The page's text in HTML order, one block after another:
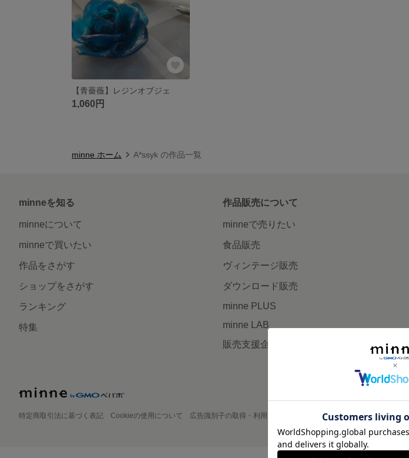
【青薔薇】レジンオブジェ
1,060円
minne ホーム A*ssyk の作品一覧
minneを知る
minneについて
minneで買いたい
作品をさがす
ショップをさがす
ランキング
特集
作品販売について
minneで売りたい
食品販売
ヴィンテージ販売
ダウンロード販売
minne PLUS
minne LAB
販売支援企画・イベント
特定商取引法に基づく表記 Cookieの使用について 広告識別子の取得・利用 プライバシーポリシー 会社概要 採用
©GMO Pepabo, Inc.